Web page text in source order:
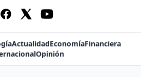
ActualidadEconomíaFinanciera
Opinión